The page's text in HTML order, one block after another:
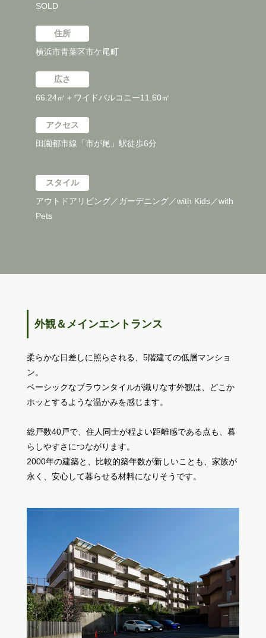
SOLD
住所
横浜市青葉区市ケ尾町
広さ
66.24㎡＋ワイドバルコニー11.60㎡
アクセス
田園都市線「市が尾」駅徒歩6分
スタイル
アウトドアリビング／ガーデニング／with Kids／with
Pets
外観＆メインエントランス
柔らかな日差しに照らされる、5階建ての低層マンショ
ン。
ベーシックなブラウンタイルが織りなす外観は、どこか
ホッとするような温かみを感じます。
総戸数40戸で、住人同士が程よい距離感である点も、暮
らしやすさにつながります。
2000年の建築と、比較的築年数が新しいことも、家族が
永く、安心して暮らせる材料になりそうです。